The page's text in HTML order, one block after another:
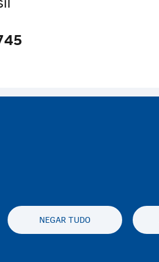
NEGAR TUDO